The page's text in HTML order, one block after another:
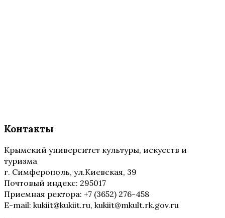
Контакты
Крымский университет культуры, искусств и
туризма
г. Симферополь, ул.Киевская, 39
Почтовый индекс: 295017
Приемная ректора: +7 (3652) 276-458
E-mail: kukiit@kukiit.ru, kukiit@mkult.rk.gov.ru